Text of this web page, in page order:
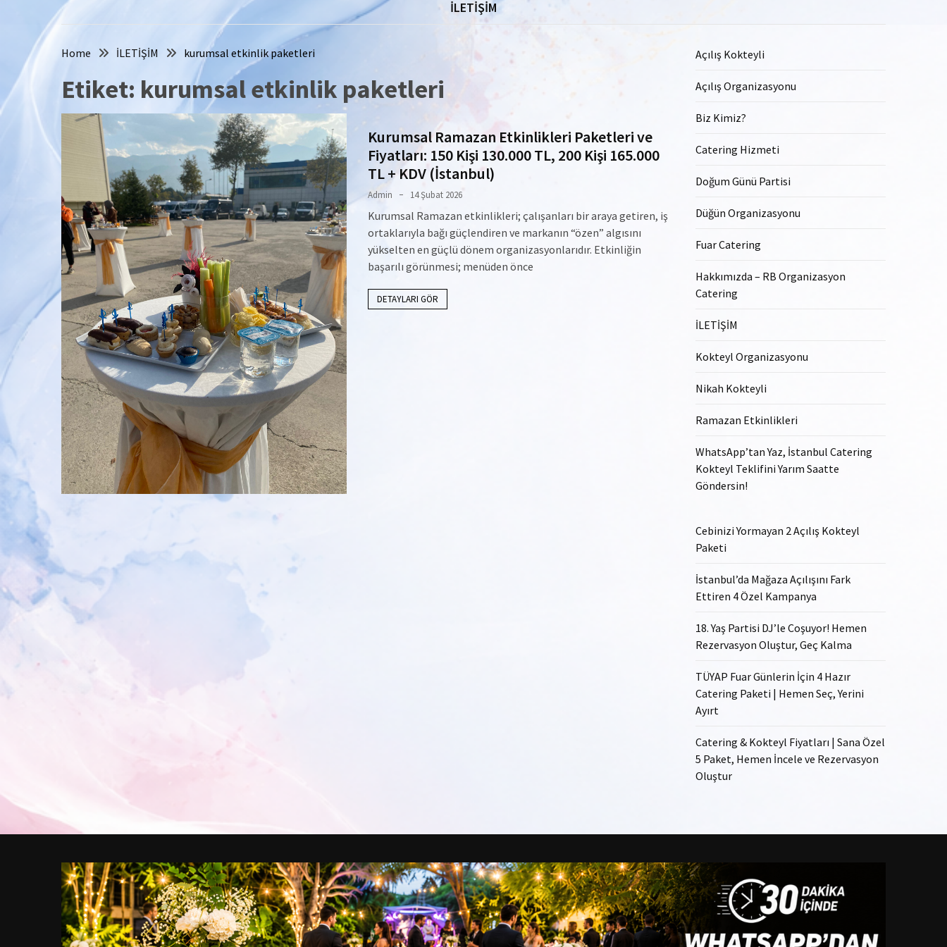
İLETİŞİM
Home İLETİŞİM kurumsal etkinlik paketleri
Etiket: kurumsal etkinlik paketleri
Kurumsal Ramazan Etkinlikleri Paketleri ve
Fiyatları: 150 Kişi 130.000 TL, 200 Kişi 165.000
TL + KDV (İstanbul)
Admin 14 Şubat 2026
Kurumsal Ramazan etkinlikleri; çalışanları bir araya getiren, iş
ortaklarıyla bağı güçlendiren ve markanın “özen” algısını
yükselten en güçlü dönem organizasyonlarıdır. Etkinliğin
başarılı görünmesi; menüden önce
DETAYLARI GÖR
Açılış Kokteyli
Açılış Organizasyonu
Biz Kimiz?
Catering Hizmeti
Doğum Günü Partisi
Düğün Organizasyonu
Fuar Catering
Hakkımızda – RB Organizasyon
Catering
İLETİŞİM
Kokteyl Organizasyonu
Nikah Kokteyli
Ramazan Etkinlikleri
WhatsApp’tan Yaz, İstanbul Catering
Kokteyl Teklifini Yarım Saatte
Göndersin!
Cebinizi Yormayan 2 Açılış Kokteyl
Paketi
İstanbul’da Mağaza Açılışını Fark
Ettiren 4 Özel Kampanya
18. Yaş Partisi DJ’le Coşuyor! Hemen
Rezervasyon Oluştur, Geç Kalma
TÜYAP Fuar Günlerin İçin 4 Hazır
Catering Paketi | Hemen Seç, Yerini
Ayırt
Catering & Kokteyl Fiyatları | Sana Özel
5 Paket, Hemen İncele ve Rezervasyon
Oluştur